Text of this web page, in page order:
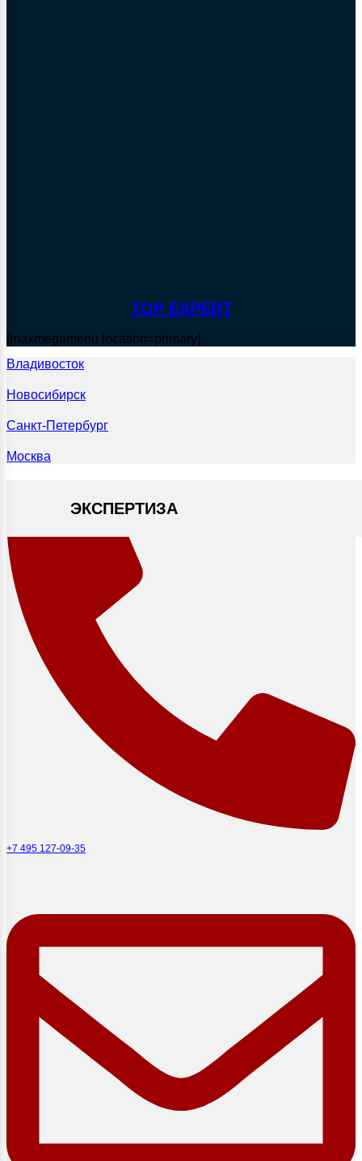
TOP EXPERT
[maxmegamenu location=primary]
Владивосток
Новосибирск
Санкт-Петербург
Москва
ЭКСПЕРТИЗА
+7 495 127-09-35